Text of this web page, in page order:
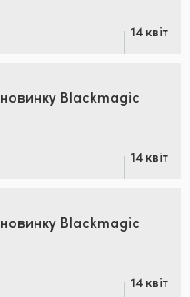
14 квіт
новинку Blackmagic
14 квіт
новинку Blackmagic
14 квіт